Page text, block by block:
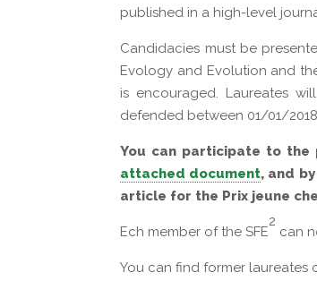
published in a high-level
Candidacies must be
Evology and Evolution and
is encouraged. Laureates
defended between 01/01/
You can participate to the
attached document, and
article for the Prix jeune
Ech member of the SFE
2
can
You can find former laureates